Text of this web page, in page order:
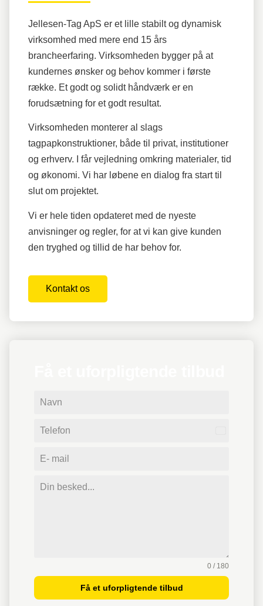
Jellesen-Tag ApS er et lille stabilt og dynamisk
virksomhed med mere end 15 års
brancheerfaring. Virksomheden bygger på at
kundernes ønsker og behov kommer i første
række. Et godt og solidt håndværk er en
forudsætning for et godt resultat.
Virksomheden monterer al slags
tagpapkonstruktioner, både til privat, institutioner
og erhverv. I får vejledning omkring materialer, tid
og økonomi. Vi har løbene en dialog fra start til
slut om projektet.
Vi er hele tiden opdateret med de nyeste
anvisninger og regler, for at vi kan give kunden
den tryghed og tillid de har behov for.
Kontakt os
0 / 180
Få et uforpligtende tilbud